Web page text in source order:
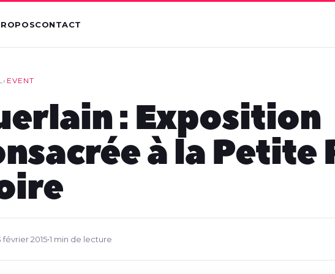
CONTACT
› EVENT
: Exposition
à la Petite
février 2015•1 min de lecture